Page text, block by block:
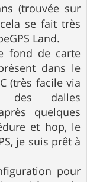
(trouvée sur
se fait très
Land.
fond de carte
dans le
(très facile via
des dalles
quelques
et hop, le
je suis prêt à
pour